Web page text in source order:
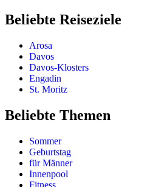
Beliebte Reiseziele
Arosa
Davos
Davos-Klosters
Engadin
St. Moritz
Beliebte Themen
Sommer
Geburtstag
für Männer
Innenpool
Fitness